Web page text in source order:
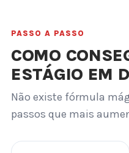
PASSO A PASSO
COMO
ESTÁGIO EM
Não existe fórmula
passos que mais